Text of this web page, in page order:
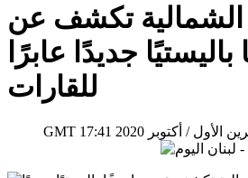
الشمالية تكشف عن
جديدًا عابرًا
للقارات
GMT